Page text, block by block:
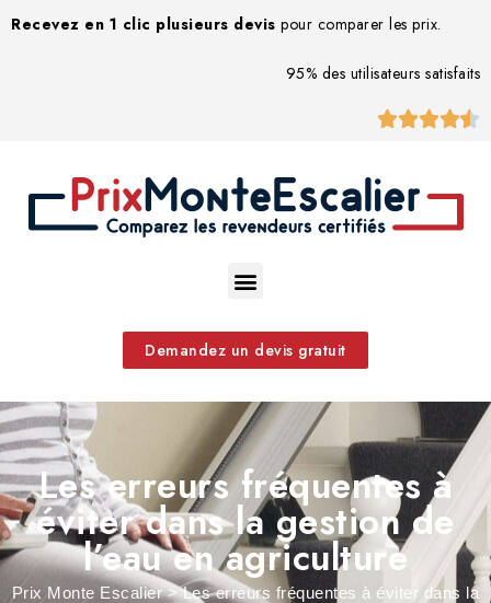
Recevez en 1 clic plusieurs devis pour comparer les prix.
95% des utilisateurs satisfaits

Demandez un devis gratuit
Les erreurs fréquentes à
éviter dans la gestion de
l’eau en agriculture
Prix Monte Escalier>Les erreurs fréquentes à éviter dans la